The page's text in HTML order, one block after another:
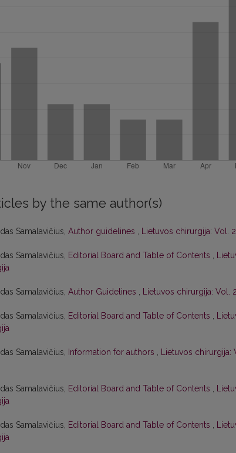
by the same author(s)
Samalavičius, Author guidelines , Lietuvos chirurgija: Vol.
Samalavičius, Editorial Board and Table of Contents ,
Samalavičius, Author Guidelines , Lietuvos chirurgija: Vol.
Samalavičius, Editorial Board and Table of Contents ,
Samalavičius, Information for authors , Lietuvos chirurgija:
Samalavičius, Editorial Board and Table of Contents ,
Samalavičius, Editorial Board and Table of Contents ,